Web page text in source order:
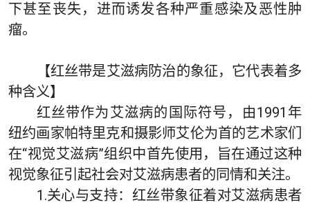
下甚至丧失，进而诱发各种严重感染及恶性肿
瘤。
【红丝带是艾滋病防治的象征，它代表着多
种含义】
红丝带作为艾滋病的国际符号，由1991年
纽约画家帕特里克和摄影师艾伦为首的艺术家们
在“视觉艾滋病”组织中首先使用，旨在通过这种
视觉象征引起社会对艾滋病患者的同情和关注。
1.关心与支持：红丝带象征着对艾滋病患者